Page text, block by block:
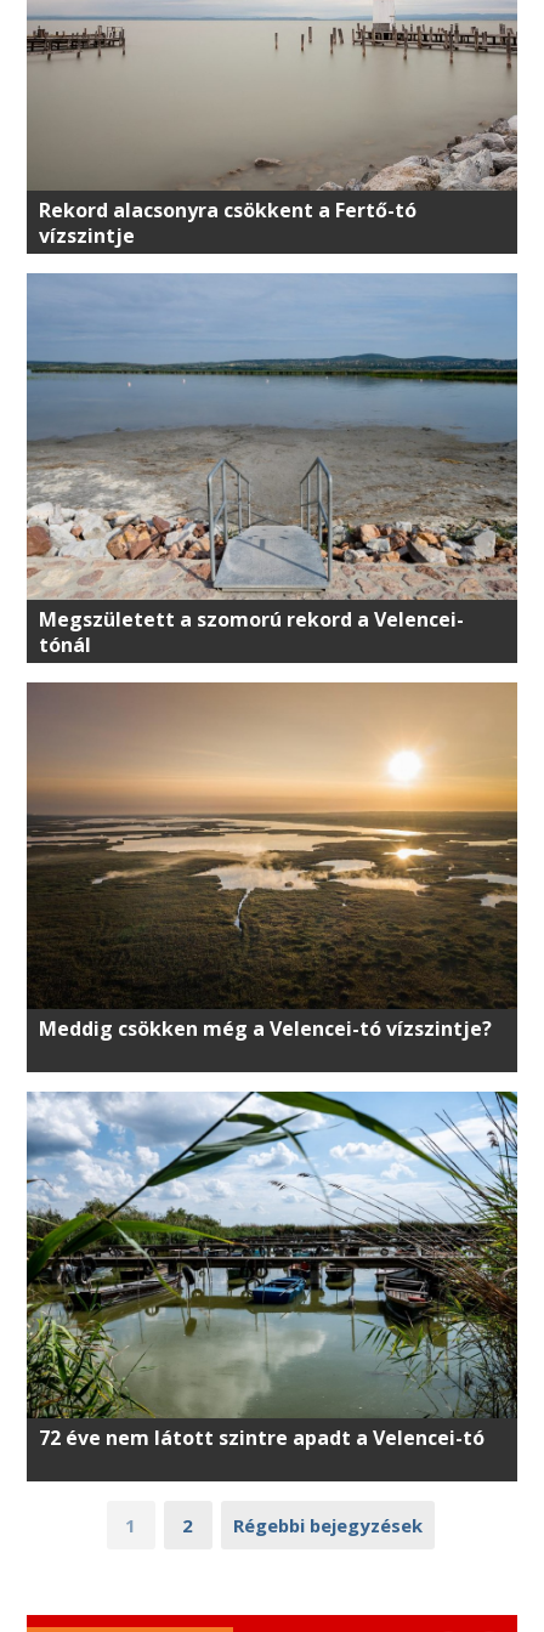
Rekord alacsonyra csökkent a Fertő-tó
vízszintje
Megszületett a szomorú rekord a Velencei-
tónál
Meddig csökken még a Velencei-tó vízszintje?
72 éve nem látott szintre apadt a Velencei-tó
1 2 Régebbi bejegyzések